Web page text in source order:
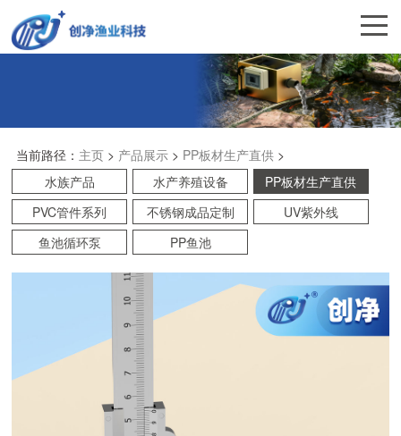
当前路径： 主页> 产品展示> PP板材生产直供>
水族产品
水产养殖设备
PP板材生产直供
PVC管件系列
不锈钢成品定制
UV紫外线
鱼池循环泵
PP鱼池